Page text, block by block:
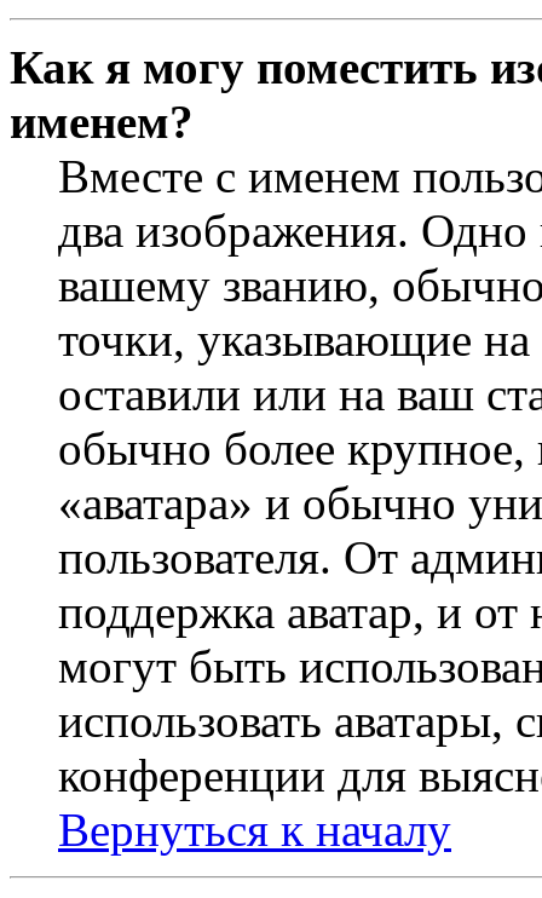
Как я могу поместить
именем?
Вместе с именем
два изображения.
вашему званию, обычно
точки, указывающие
оставили или на ваш
обычно более крупное,
«аватара» и обычно
пользователя. От
поддержка аватар, и от
могут быть
использовать аватары,
конференции для
Вернуться к началу